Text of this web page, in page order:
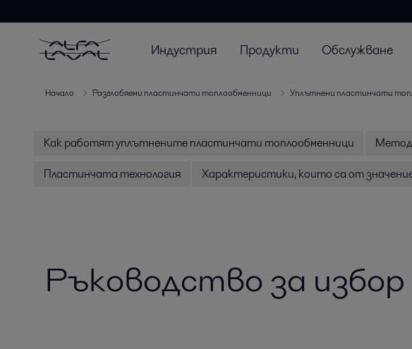
Индустрия Продукти Обслужване
Начало Разглобяеми пластинчати топлообменници Уплътнени пластинчати
Как работят уплътнените пластинчати топлообменници Метод
Пластинчата технология
Характеристики, които са от
Ръководство за избор